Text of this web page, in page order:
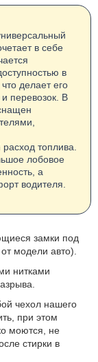
в себе
в
делает его
перевозок. В
топлива.
лобовое
а
водителя.
замки под
модели авто).
нитками
чехол нашего
при этом
моются, не
стирки в